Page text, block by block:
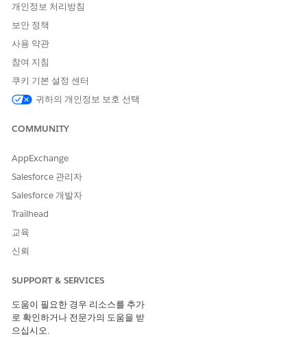
화되면 지원 담당자가 예기치 않은 외부 종속성 또는 이해당사
자 작업에 대해 SLA 타이머를 일시적으로 중지할 수 있습니다.
또한 일시 중지 날짜, 시간, 기간을 추적하여 가시성을 제공합니
다.
IT 서비스에 대한 자체 SLA 정책 및 중대 사건 구성
사전 정의된 SLA 정책을 사용하는 대신 자체 SLA(서비스 수준
계약) 정책을 만들어 고도로 사용자 정의된 비즈니스 요구 사항
을 구성합니다. IT 서비스에서 사고, 문제, 변경 요청, 기타 개체
개인정보 처리방침
보안 정책
사용 약관
참여 지침
쿠키 기본 설정 센터
귀하의 개인정보 보호 선택
COMMUNITY
AppExchange
Salesforce 관리자
Salesforce 개발자
Trailhead
교육
신뢰
SUPPORT & SERVICES
도움이 필요한 경우 리소스를 추가
로 확인하거나 전문가의 도움을 받
으십시오.